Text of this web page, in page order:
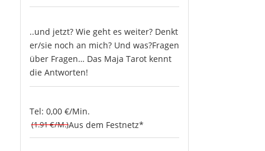
..und jetzt? Wie geht es weiter? Denkt
er/sie noch an mich? Und was?Fragen
über Fragen… Das Maja Tarot kennt
die Antworten!
Tel: 0,00 €/Min.
(1.91 €/M.)Aus dem Festnetz*